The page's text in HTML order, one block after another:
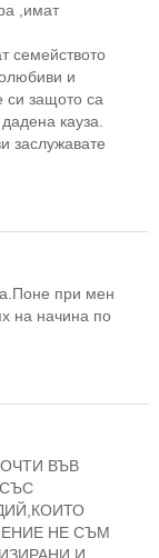
,имат
семейството
и
си защото са
кауза.
заслужавате
при мен
на начина по
ВЪВ
НЕ СЪМ
И